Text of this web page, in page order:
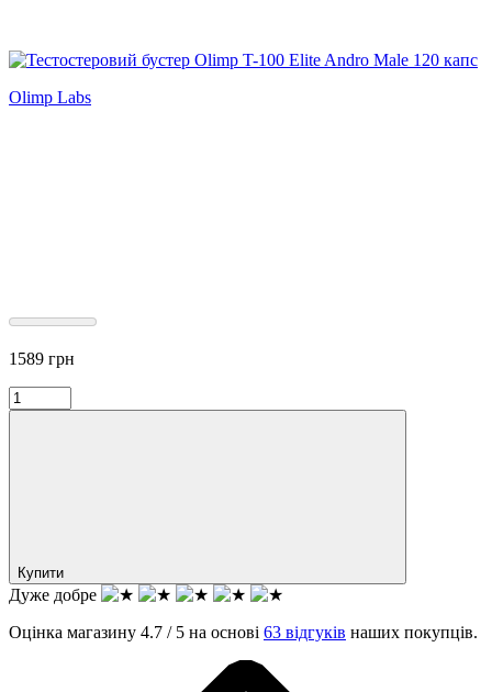
Olimp Labs
1589 грн
Купити
Дуже добре
Оцінка магазину 4.7 / 5 на основі 63 відгуків наших покупців.